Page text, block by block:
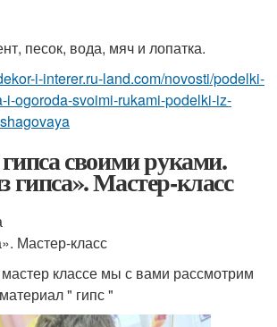
песок, вода, мяч и лопатка.
i-interer.ru-land.com/novosti/podelki-
i-ogoroda-svoimi-rukami-podelki-iz-
своими руками.
Мастер-класс
Мастер-класс
классе мы с вами рассмотрим
" гипс "